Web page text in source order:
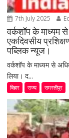
7th July 2025
वर्कशॉप के माध्यम
एकदिवसीय
पब्लिक न्यूज।
वर्कशॉप के माध्यम से
लिया। द...
बिहार राज्य समस्तीपुर